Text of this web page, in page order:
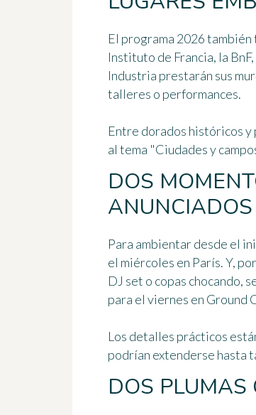
El programa 2026
Instituto de Francia, la
Industria prestarán sus
talleres o performances.
Entre dorados históricos
al tema "Ciudades y
DOS
ANUNCIADOS
Para ambientar desde el
el miércoles en París. Y,
DJ set o copas chocando,
para el viernes en Ground
Los detalles prácticos
podrían extenderse hasta
DOS PLUMAS